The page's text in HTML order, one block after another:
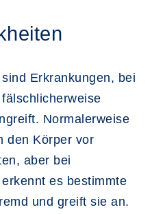
Erkrankungen, bei
Normalerweise
den Körper vor
aber bei
es bestimmte
und greift sie an.